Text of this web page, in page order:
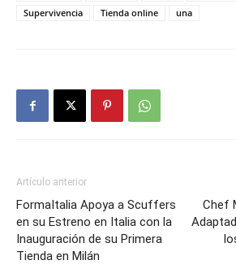
Supervivencia
Tienda online una
Artículo anterior
FormaItalia Apoya a Scuffers
en su Estreno en Italia con la
Inauguración de su Primera
Tienda en Milán
Chef